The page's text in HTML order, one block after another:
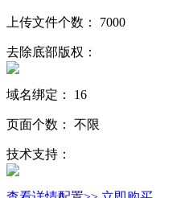
上传文件个数： 7000
去除底部版权：
域名绑定： 16
页面个数： 不限
技术支持：